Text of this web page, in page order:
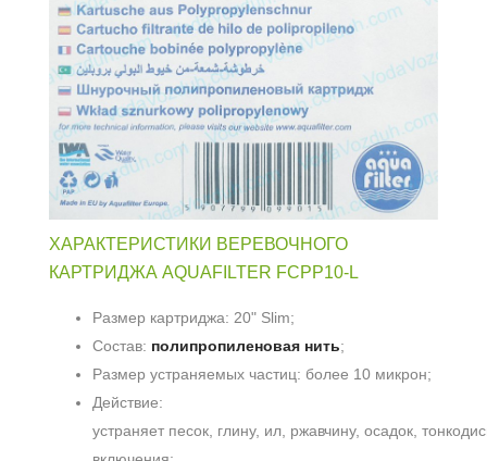
ХАРАКТЕРИСТИКИ ВЕРЕВОЧНОГО
КАРТРИДЖА AQUAFILTER FCPP10-L
Размер картриджа: 20" Slim;
Состав: полипропиленовая нить;
Размер устраняемых частиц: более 10 микрон;
Действие:
устраняет песок, глину, ил, ржавчину, осадок,